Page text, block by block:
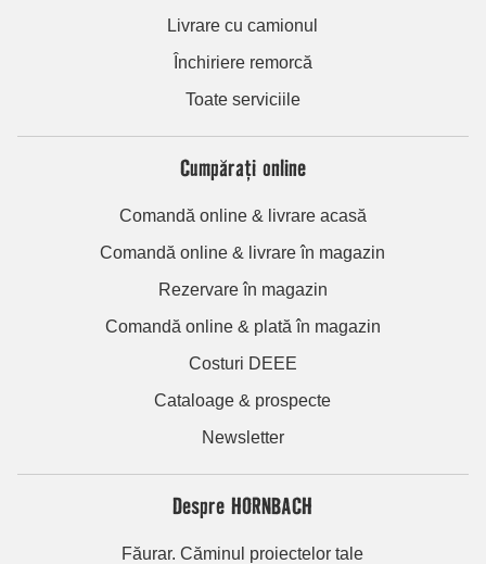
Livrare cu camionul
Închiriere remorcă
Toate serviciile
Cumpărați online
Comandă online & livrare acasă
Comandă online & livrare în magazin
Rezervare în magazin
Comandă online & plată în magazin
Costuri DEEE
Cataloage & prospecte
Newsletter
Despre HORNBACH
Făurar. Căminul proiectelor tale